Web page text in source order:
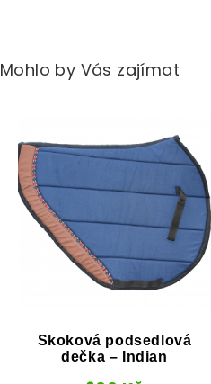
Mohlo by Vás zajímat
Skoková podsedlová
dečka – Indian